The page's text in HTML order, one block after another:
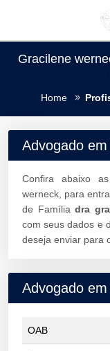
Gracilene
Home
Advogado
Confira abaixo
werneck, para
de Famíliadra
com seus dados e
deseja enviar para
Advogado
OAB